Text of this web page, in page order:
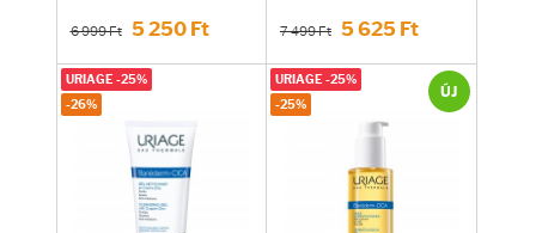
6 999 Ft 5 250 Ft 7 499 Ft 5 625 Ft
URIAGE -25%
-26%
URIAGE -25%
-25%
ÚJ